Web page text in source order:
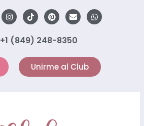
+1 (849) 248-8350
Unirme al Club